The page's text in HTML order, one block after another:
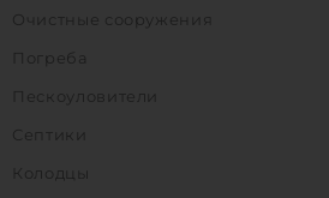
Очистные сооружения
Погреба
Пескоуловители
Септики
Колодцы